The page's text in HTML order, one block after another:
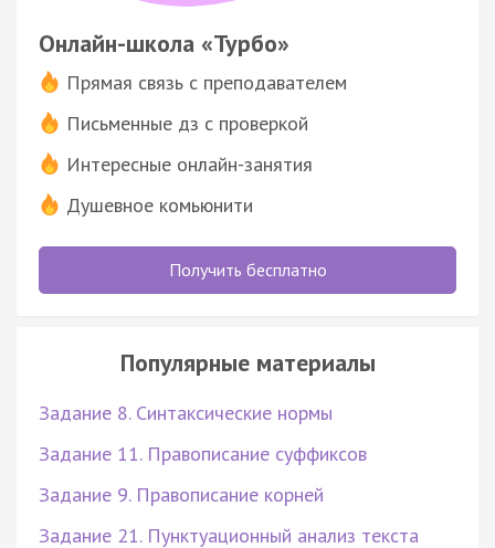
Онлайн-школа «Турбо»
Прямая связь с преподавателем
Письменные дз с проверкой
Интересные онлайн-занятия
Душевное комьюнити
Получить бесплатно
Популярные материалы
Задание 8. Синтаксические нормы
Задание 11. Правописание суффиксов
Задание 9. Правописание корней
Задание 21. Пунктуационный анализ текста